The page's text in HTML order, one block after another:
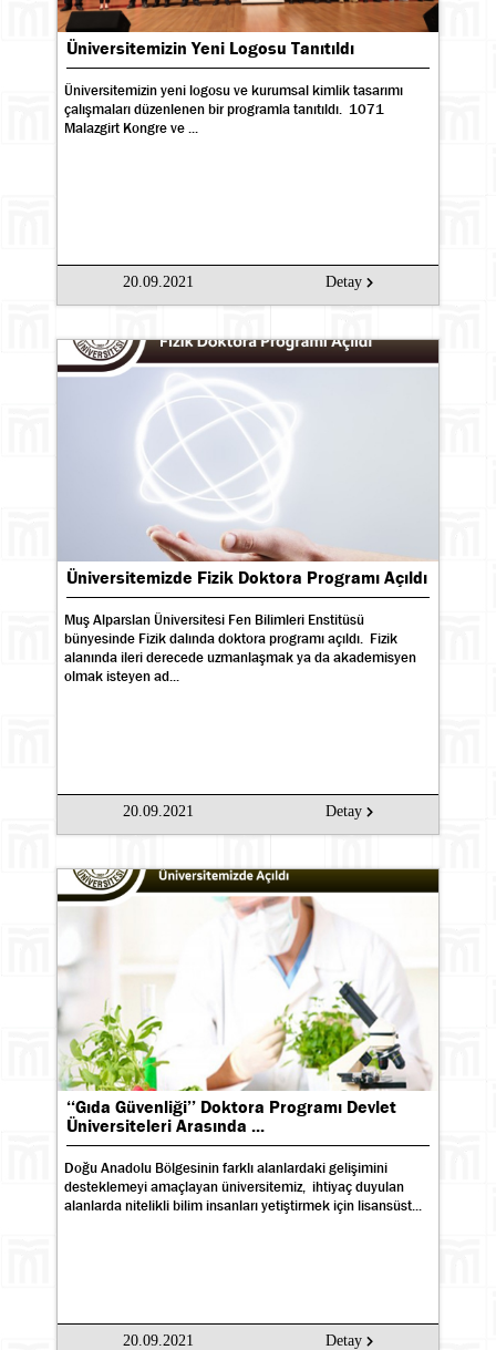
Üniversitemizin Yeni Logosu Tanıtıldı
Üniversitemizin yeni logosu ve kurumsal kimlik tasarımı
çalışmaları düzenlenen bir programla tanıtıldı. 1071
Malazgirt Kongre ve ...
20.09.2021 Detay
Üniversitemizde Fizik Doktora Programı Açıldı
Muş Alparslan Üniversitesi Fen Bilimleri Enstitüsü
bünyesinde Fizik dalında doktora programı açıldı. Fizik
alanında ileri derecede uzmanlaşmak ya da akademisyen
olmak isteyen ad...
20.09.2021 Detay
‘‘Gıda Güvenliği’’ Doktora Programı Devlet
Üniversiteleri Arasında ...
Doğu Anadolu Bölgesinin farklı alanlardaki gelişimini
desteklemeyi amaçlayan üniversitemiz, ihtiyaç duyulan
alanlarda nitelikli bilim insanları yetiştirmek için lisansüst...
20.09.2021 Detay